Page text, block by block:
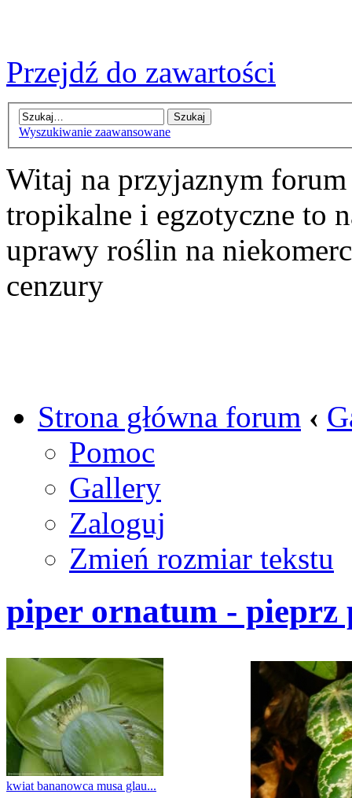
Przejdź do zawartości
Wyszukiwanie zaawansowane
Witaj na przyjaznym
tropikalne i egzotyczne to
uprawy roślin na
cenzury
Strona główna forum ‹
Pomoc
Gallery
Zaloguj
Zmień rozmiar tekstu
piper ornatum - pieprz
kwiat bananowca musa glau...